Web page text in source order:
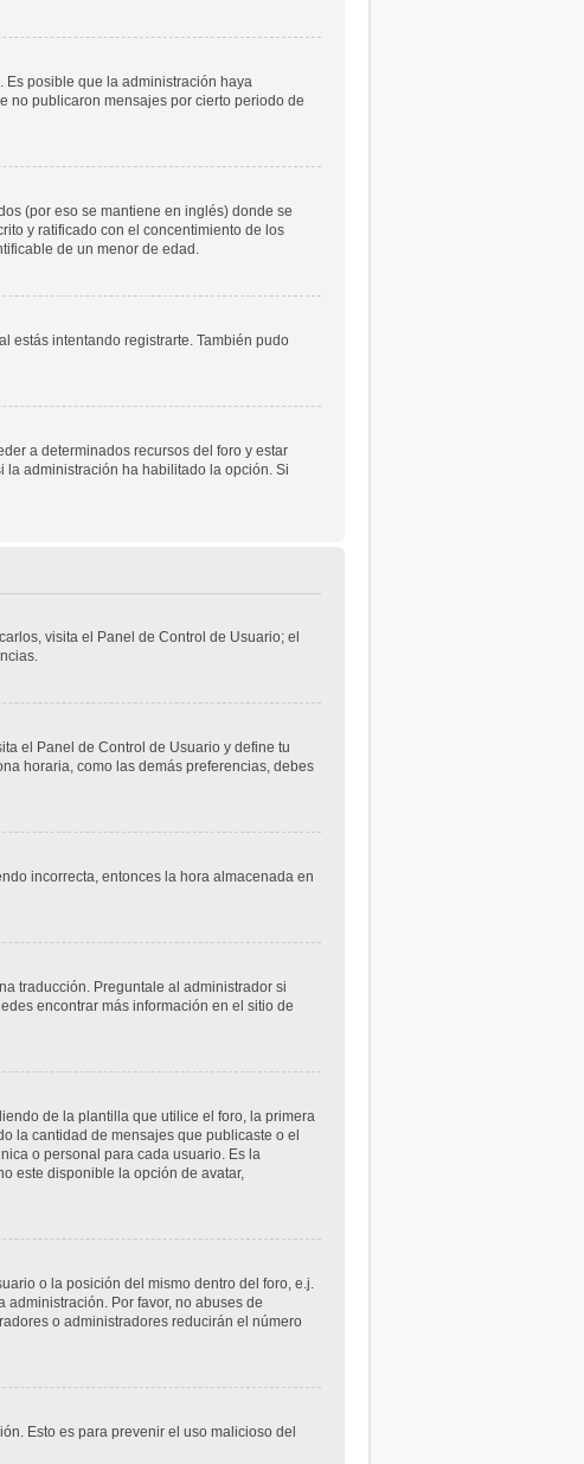
Es posible que la administración haya
no publicaron mensajes por cierto periodo de
(por eso se mantiene en inglés) donde se
y ratificado con el concentimiento de los
de un menor de edad.
estás intentando registrarte. También pudo
a determinados recursos del foro y estar
administración ha habilitado la opción. Si
visita el Panel de Control de Usuario; el
el Panel de Control de Usuario y define tu
horaria, como las demás preferencias, debes
incorrecta, entonces la hora almacenada en
traducción. Preguntale al administrador si
encontrar más información en el sitio de
de la plantilla que utilice el foro, la primera
la cantidad de mensajes que publicaste o el
o personal para cada usuario. Es la
este disponible la opción de avatar,
o la posición del mismo dentro del foro, e.j.
Por favor, no abuses de
o administradores reducirán el número
Esto es para prevenir el uso malicioso del